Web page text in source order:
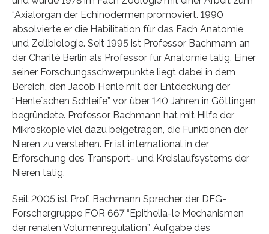
“Axialorgan der Echinodermen promoviert. 1990
absolvierte er die Habilitation für das Fach Anatomie
und Zellbiologie. Seit 1995 ist Professor Bachmann an
der Charité Berlin als Professor für Anatomie tätig. Einer
seiner Forschungsschwerpunkte liegt dabei in dem
Bereich, den Jacob Henle mit der Entdeckung der
“Henle`schen Schleife” vor über 140 Jahren in Göttingen
begründete. Professor Bachmann hat mit Hilfe der
Mikroskopie viel dazu beigetragen, die Funktionen der
Nieren zu verstehen. Er ist international in der
Erforschung des Transport- und Kreislaufsystems der
Nieren tätig.
Seit 2005 ist Prof. Bachmann Sprecher der DFG-
Forschergruppe FOR 667 “Epithelia-le Mechanismen
der renalen Volumenregulation”. Aufgabe des